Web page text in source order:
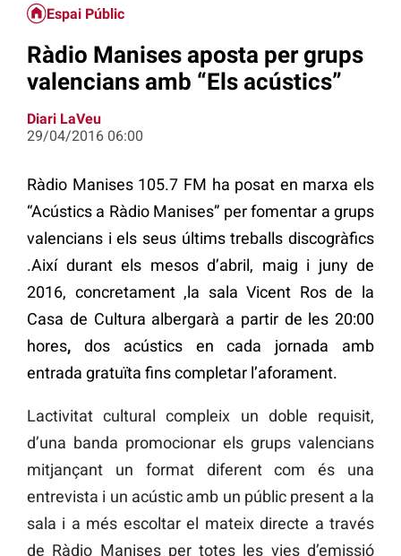
Espai Públic
Ràdio Manises aposta per grups
valencians amb “Els acústics”
Diari LaVeu
29/04/2016 06:00
Ràdio Manises 105.7 FM ha posat en marxa els
“Acústics a Ràdio Manises” per fomentar a grups
valencians i els seus últims treballs discogràfics
.Així durant els mesos d’abril, maig i juny de
2016, concretament ,la sala Vicent Ros de la
Casa de Cultura albergarà a partir de les 20:00
hores, dos acústics en cada jornada amb
entrada gratuïta fins completar l’aforament.
Lactivitat cultural compleix un doble requisit,
d’una banda promocionar els grups valencians
mitjançant un format diferent com és una
entrevista i un acústic amb un públic present a la
sala i a més escoltar el mateix directe a través
de Ràdio Manises per totes les vies d’emissió